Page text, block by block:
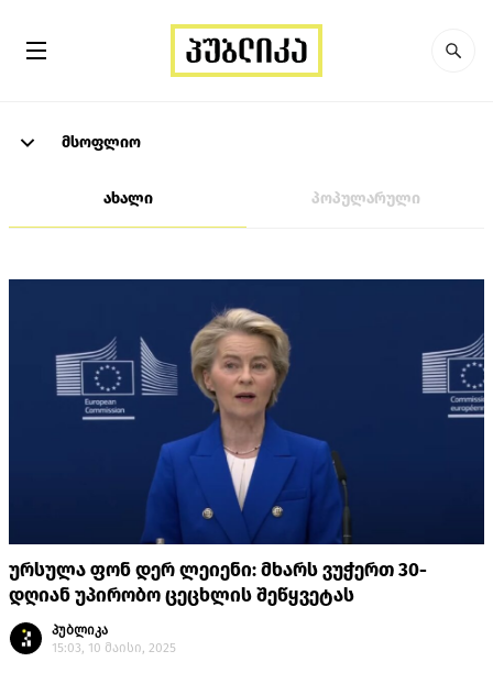
მსოფლიო
ახალი პოპულარული
ურსულა ფონ დერ ლეიენი: მხარს ვუჭერთ 30-
დღიან უპირობო ცეცხლის შეწყვეტას
პუბლიკა
15:03, 10 მაისი, 2025